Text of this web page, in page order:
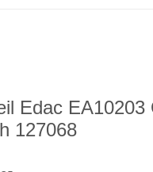
Edac
127068